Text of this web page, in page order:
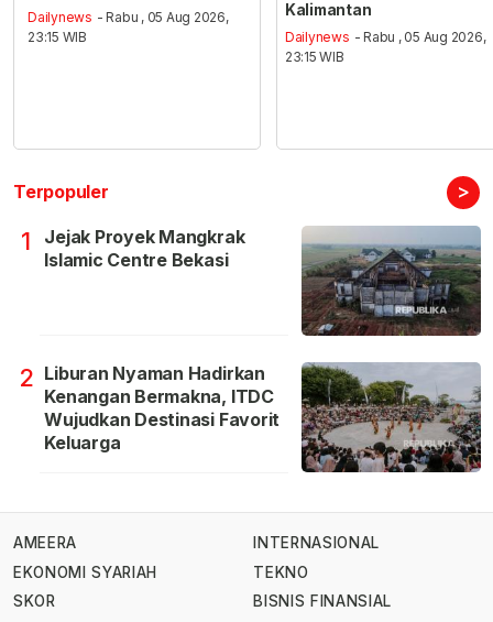
Dailynews - Rabu , 05 Aug 2026,
23:15 WIB
Kalimantan
Dailynews - Rabu , 05 Aug 2026,
23:15 WIB
Terpopuler >
1
Jejak Proyek Mangkrak
Islamic Centre Bekasi
2 Liburan Nyaman Hadirkan
Kenangan Bermakna, ITDC
Wujudkan Destinasi Favorit
Keluarga
AMEERA
EKONOMI SYARIAH
SKOR
INTERNASIONAL
TEKNO
BISNIS FINANSIAL